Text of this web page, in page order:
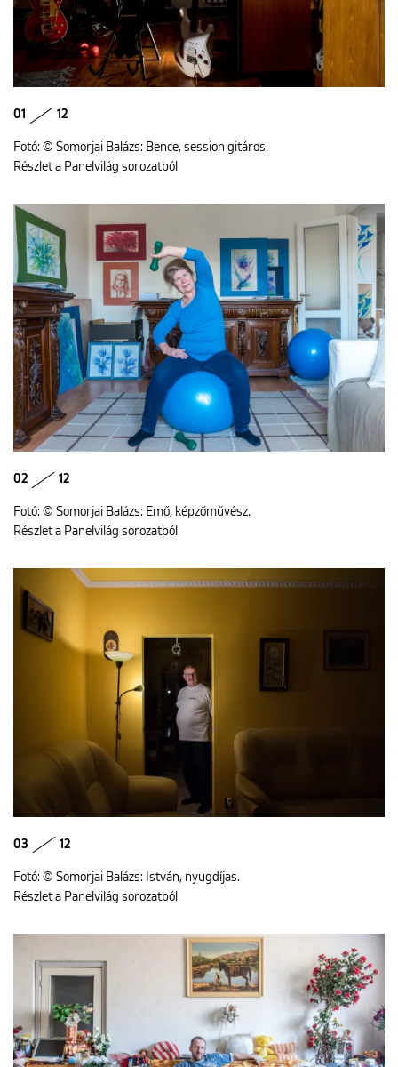
01 12
Fotó: © Somorjai Balázs: Bence, session gitáros.
Részlet a Panelvilág sorozatból
02 12
Fotó: © Somorjai Balázs: Emő, képzőművész.
Részlet a Panelvilág sorozatból
03 12
Fotó: © Somorjai Balázs: István, nyugdíjas.
Részlet a Panelvilág sorozatból